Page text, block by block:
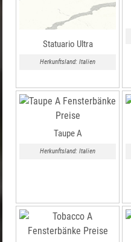
Statuario Ultra
Herkunftsland: Italien
Taupe A
Herkunftsland: Italien